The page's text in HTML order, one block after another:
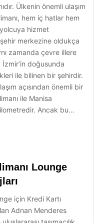
Ülkenin önemli ulaşım
hem iç hatlar hem
hizmet
merkezine oldukça
zamanda çevre illere
İzmir’in doğusunda
ile bilinen bir şehirdir.
açısından önemli bir
ile Manisa
Ancak bu…
Lounge
için Kredi Kartı
Adnan Menderes